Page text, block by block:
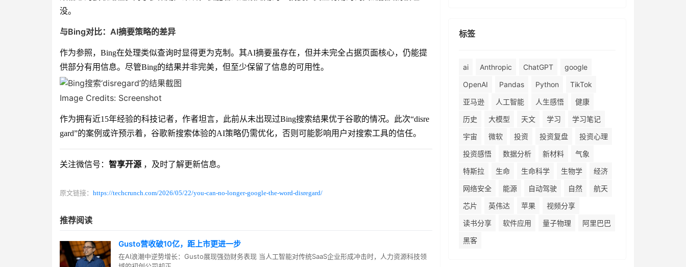
没。
与Bing对比：AI摘要策略的差异
作为参照，Bing在处理类似查询时显得更为克制。其AI摘要虽存在，但并未完全占据页面核心，仍能提
供部分有用信息。尽管Bing的结果并非完美，但至少保留了信息的可用性。
Image Credits: Screenshot
作为拥有近15年经验的科技记者，作者坦言，此前从未出现过Bing搜索结果优于谷歌的情况。此次“disre
gard”的案例或许预示着，谷歌新搜索体验的AI策略仍需优化，否则可能影响用户对搜索工具的信任。
关注微信号： 智享开源 ，及时了解更新信息。
原文链接： https://techcrunch.com/2026/05/22/you-can-no-longer-google-the-word-disregard/
推荐阅读
Gusto营收破10亿，距上市更进一步
在AI浪潮中逆势增长：Gusto展现强劲财务表现 当人工智能对传统SaaS企业形成冲击时，人力资源科技领
标签
ai Anthropic ChatGPT
google
OpenAI
Pandas Python
TikTok
亚马逊
人工智能 人生感悟
健康
历史
大模型 天文 学习
学习笔记
宇宙
微软 投资 投资复盘
投资心理
投资感悟
数据分析 新材料
气象
特斯拉
生命 生命科学 生物学
经济
网络安全
能源 自动驾驶 自然
航天
芯片
英伟达 苹果
视频分享
读书分享
软件应用 量子物理
阿里巴巴
黑客